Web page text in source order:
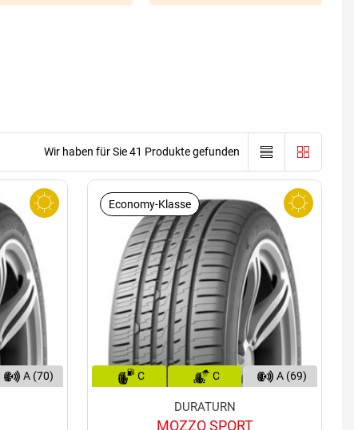
Wir haben für Sie 41 Produkte gefunden
A (70)
Economy-Klasse
C C A (69)
DURATURN
MOZZO SPORT